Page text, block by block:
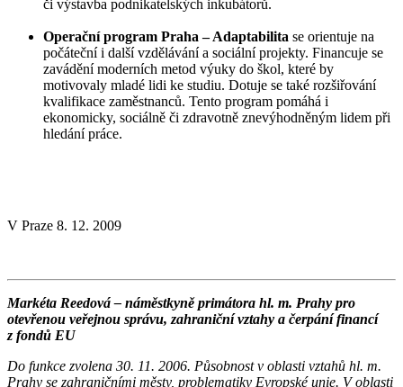
či výstavba podnikatelských inkubátorů.
Operační program Praha – Adaptabilita se orientuje na
počáteční i další vzdělávání a sociální projekty. Financuje se
zavádění moderních metod výuky do škol, které by
motivovaly mladé lidi ke studiu. Dotuje se také rozšiřování
kvalifikace zaměstnanců. Tento program pomáhá i
ekonomicky, sociálně či zdravotně znevýhodněným lidem při
hledání práce.
V Praze 8. 12. 2009
Markéta Reedová – náměstkyně primátora hl. m. Prahy pro
otevřenou veřejnou správu, zahraniční vztahy a čerpání financí
z fondů EU
Do funkce zvolena 30. 11. 2006. Působnost v oblasti vztahů hl. m.
Prahy se zahraničními městy, problematiky Evropské unie. V oblasti